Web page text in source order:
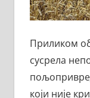
Приликом
сусрела
који није